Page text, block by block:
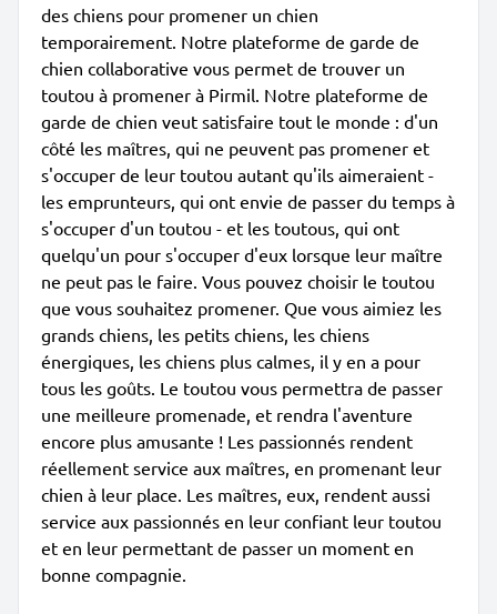
des chiens pour promener un chien
temporairement. Notre plateforme de garde de
chien collaborative vous permet de trouver un
toutou à promener à Pirmil. Notre plateforme de
garde de chien veut satisfaire tout le monde : d'un
côté les maîtres, qui ne peuvent pas promener et
s'occuper de leur toutou autant qu'ils aimeraient -
les emprunteurs, qui ont envie de passer du temps à
s'occuper d'un toutou - et les toutous, qui ont
quelqu'un pour s'occuper d'eux lorsque leur maître
ne peut pas le faire. Vous pouvez choisir le toutou
que vous souhaitez promener. Que vous aimiez les
grands chiens, les petits chiens, les chiens
énergiques, les chiens plus calmes, il y en a pour
tous les goûts. Le toutou vous permettra de passer
une meilleure promenade, et rendra l'aventure
encore plus amusante ! Les passionnés rendent
réellement service aux maîtres, en promenant leur
chien à leur place. Les maîtres, eux, rendent aussi
service aux passionnés en leur confiant leur toutou
et en leur permettant de passer un moment en
bonne compagnie.